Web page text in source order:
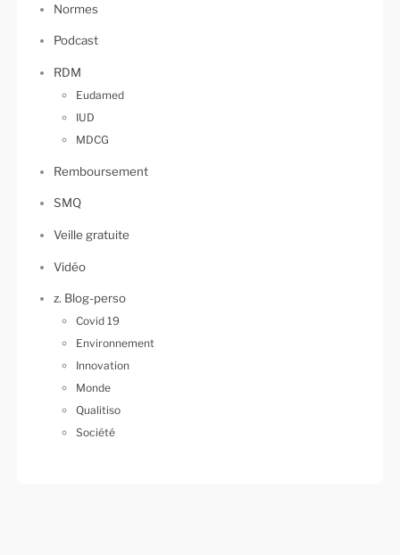
Normes
Podcast
RDM
Eudamed
IUD
MDCG
Remboursement
SMQ
Veille gratuite
Vidéo
z. Blog-perso
Covid 19
Environnement
Innovation
Monde
Qualitiso
Société